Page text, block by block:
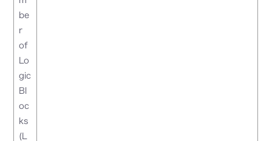
be
r
of
Lo
gic
Bl
oc
ks
(L